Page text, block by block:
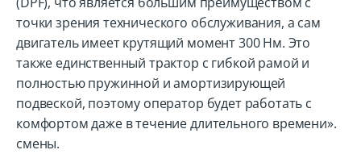
точки зрения технического обслуживания, а сам
двигатель имеет крутящий момент 300 Нм. Это
также единственный трактор с гибкой рамой и
полностью пружинной и амортизирующей
подвеской, поэтому оператор будет работать с
комфортом даже в течение длительного времени».
смены.